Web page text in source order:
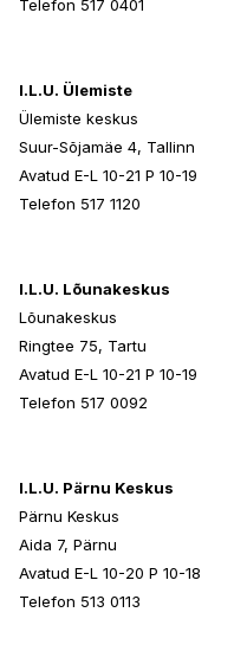
Telefon 517 0401
I.L.U. Ülemiste
Ülemiste keskus
Suur-Sõjamäe 4, Tallinn
Avatud E-L 10-21 P 10-19
Telefon 517 1120
I.L.U. Lõunakeskus
Lõunakeskus
Ringtee 75, Tartu
Avatud E-L 10-21 P 10-19
Telefon 517 0092
I.L.U. Pärnu Keskus
Pärnu Keskus
Aida 7, Pärnu
Avatud E-L 10-20 P 10-18
Telefon 513 0113